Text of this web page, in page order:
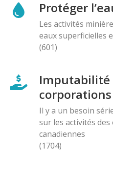
Protéger
Les activités
eaux superficielles
(601)
Imputabilité
corporations
Il y a un besoin
sur les activités
canadiennes
(1704)